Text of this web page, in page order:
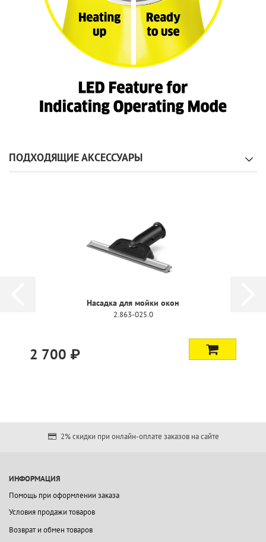
ПОДХОДЯЩИЕ АКСЕССУАРЫ
Насадка для мойки окон
2 500
2% скидки при онлайн-оплате заказов на сайте
ИНФОРМАЦИЯ
Помощь при оформлении заказа
Условия продажи товаров
Возврат и обмен товаров